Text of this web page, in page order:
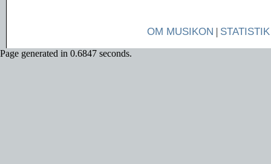
OM MUSIKON | STATISTIK
Page generated in 0.6847 seconds.